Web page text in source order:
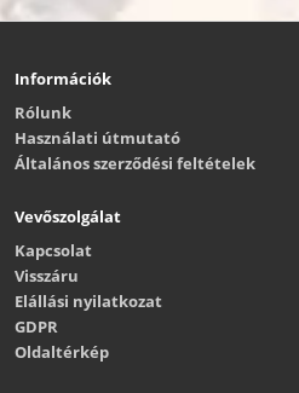
Információk
Rólunk
Használati útmutató
Általános szerződési feltételek
Vevőszolgálat
Kapcsolat
Visszáru
Elállási nyilatkozat
GDPR
Oldaltérkép